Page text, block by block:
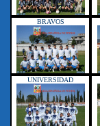
BRAVOS
UNIVERSIDAD